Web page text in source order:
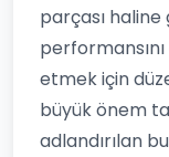
parçası
etmek için
büyük önem
adlandırılan